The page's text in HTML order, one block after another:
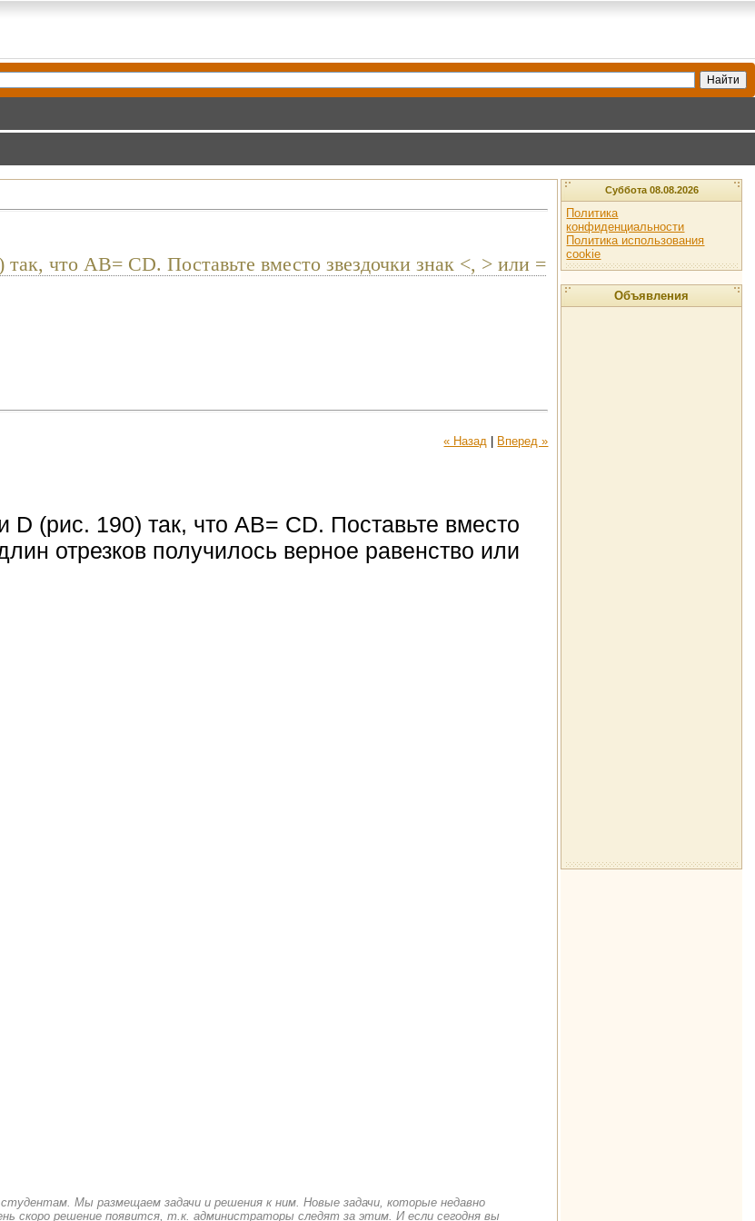
что АВ= CD. Поставьте вместо звездочки знак <, > или =
« Назад
Вперед »
(рис. 190) так, что АВ= CD. Поставьте вместо
отрезков получилось верное равенство или
Мы размещаем задачи и решения к ним. Новые задачи, которые недавно
скоро решение появится, т.к. администраторы следят за этим. И если сегодня вы
Суббота 08.08.2026
Политика
конфиденциальности
Политика использования
cookie
Объявления